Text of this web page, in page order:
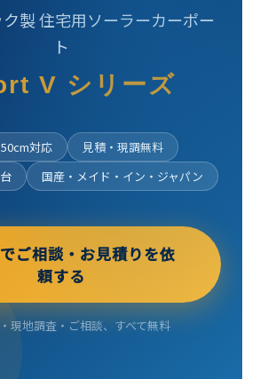
製 住宅用ソーラーカーポー
ト
V シリーズ
対応
見積・現調無料
国産・メイド・イン・ジャパン
ご相談・お見積りを依
頼する
現地調査・ご相談、すべて無料